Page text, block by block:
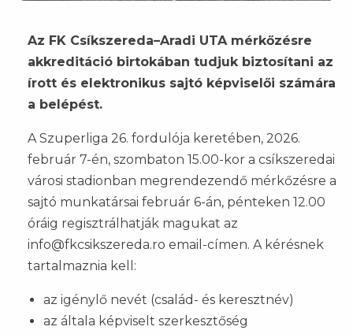
Az FK Csíkszereda–Aradi UTA mérkőzésre
akkreditáció birtokában tudjuk biztosítani az
írott és elektronikus sajtó képviselői számára
a belépést.
A Szuperliga 26. fordulója keretében, 2026.
február 7-én, szombaton 15.00-kor a csíkszeredai
városi stadionban megrendezendő mérkőzésre a
sajtó munkatársai február 6-án, pénteken 12.00
óráig regisztrálhatják magukat az
info@fkcsikszereda.ro email-címen. A kérésnek
tartalmaznia kell:
az igénylő nevét (család- és keresztnév)
az általa képviselt szerkesztőség